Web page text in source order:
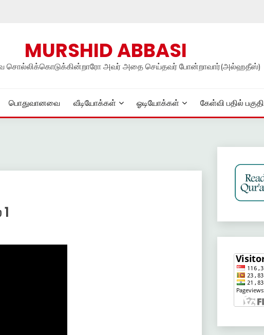
MURSHID ABBASI
சொல்லிக்கொடுக்கின்றாரோ அவர் அதை செய்தவர் போன்றாவார்(அல்ஹதீஸ்)
பொதுவானவை வீடியோக்கள் ஓடியோக்கள் கேள்வி பதில் பகுதி